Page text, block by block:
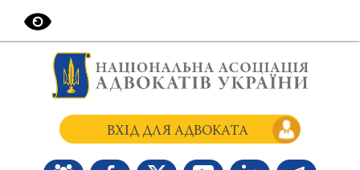
ВХІД ДЛЯ АДВОКАТА